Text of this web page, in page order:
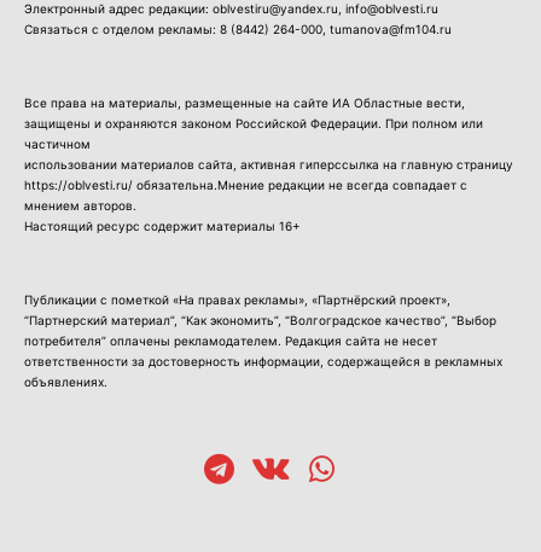
Электронный адрес редакции: oblvestiru@yandex.ru, info@oblvesti.ru
Связаться с отделом рекламы: 8 (8442) 264-000 , tumanova@fm104.ru
Все права на материалы, размещенные на сайте ИА Областные вести,
защищены и охраняются законом Российской Федерации. При полном или
частичном
использовании материалов сайта, активная гиперссылка на главную страницу
https://oblvesti.ru/ обязательна.Мнение редакции не всегда совпадает с
мнением авторов.
Настоящий ресурс содержит материалы 16+
Публикации с пометкой «На правах рекламы», «Партнёрский проект»,
“Партнерский материал”, “Как экономить”, “Волгоградское качество”, “Выбор
потребителя” оплачены рекламодателем. Редакция сайта не несет
ответственности за достоверность информации, содержащейся в рекламных
объявлениях.